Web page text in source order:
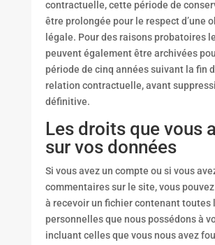
contractuelle, cette période de
être prolongée pour le respect d’une
légale. Pour des raisons probatoires
peuvent également être archivées
période de cinq années suivant la fin
relation contractuelle, avant
définitive.
Les droits que vous
sur vos données
Si vous avez un compte ou si vous
commentaires sur le site, vous
à recevoir un fichier contenant toutes
personnelles que nous possédons à
incluant celles que vous nous avez